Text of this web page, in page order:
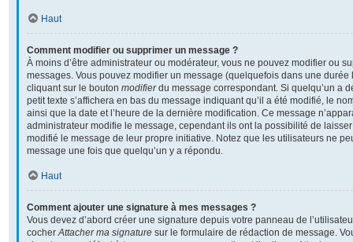
Haut
Comment modifier ou supprimer un message ?
À moins d’être administrateur ou modérateur, vous ne pouvez modifier ou
messages. Vous pouvez modifier un message (quelquefois dans une
cliquant sur le bouton modifierdu message correspondant. Si quelqu’un a
petit texte s’affichera en bas du message indiquant qu’il a été modifié, le
ainsi que la date et l’heure de la dernière modification. Ce message
administrateur modifie le message, cependant ils ont la possibilité de
modifié le message de leur propre initiative. Notez que les utilisateurs ne
message une fois que quelqu’un y a répondu.
Haut
Comment ajouter une signature à mes messages ?
Vous devez d’abord créer une signature depuis votre panneau de
cocherAttacher ma signature sur le formulaire de rédaction de message.